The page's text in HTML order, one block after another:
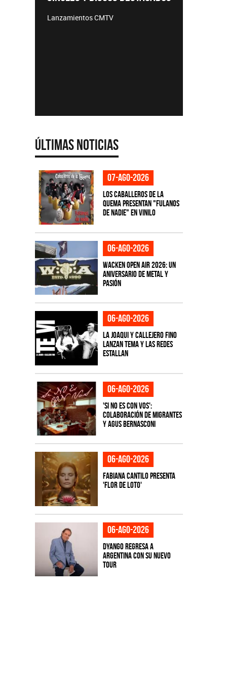
Últimas Noticias
07-ago-2026
Los Caballeros de la
Quema presentan "Fulanos
de Nadie" en vinilo
06-ago-2026
Wacken Open Air 2026: Un
aniversario de metal y
pasión
06-ago-2026
La Joaqui y Callejero Fino
lanzan tema y las redes
estallan
06-ago-2026
'Si No Es Con Vos':
colaboración de Migrantes
y Agus Bernasconi
06-ago-2026
Fabiana Cantilo presenta
'Flor de Loto'
06-ago-2026
Dyango regresa a
Argentina con su nuevo
tour